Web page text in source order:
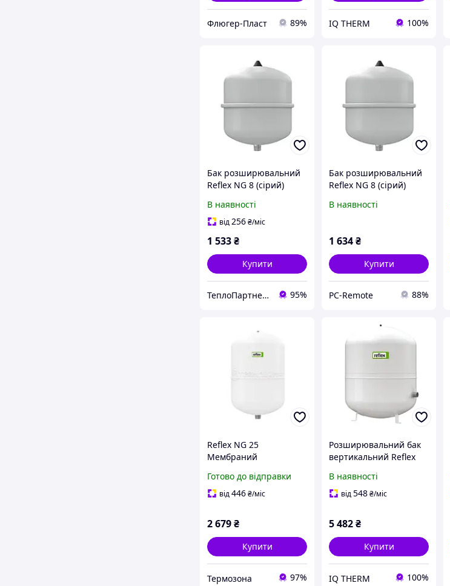
Флюгер-Пласт 89% IQ THERM 100%
Бак розширювальний
Reflex NG 8 (сірий)
В наявності
від256₴/міс
1 533₴
Купити
ТеплоПартнер група компаній 95%
Бак розширювальний
Reflex NG 8 (сірий)
&#8220;
В наявності
1 634₴
Купити
PC-Remote 88%
Reflex NG 25
Мембраний
Готово до відправки
від446₴/міс
2 679₴
Купити
Термозона 97%
Розширювальний бак
вертикальний Reflex
6 бар (7001300)
В наявності
від548₴/міс
5 482₴
Купити
IQ THERM 100%